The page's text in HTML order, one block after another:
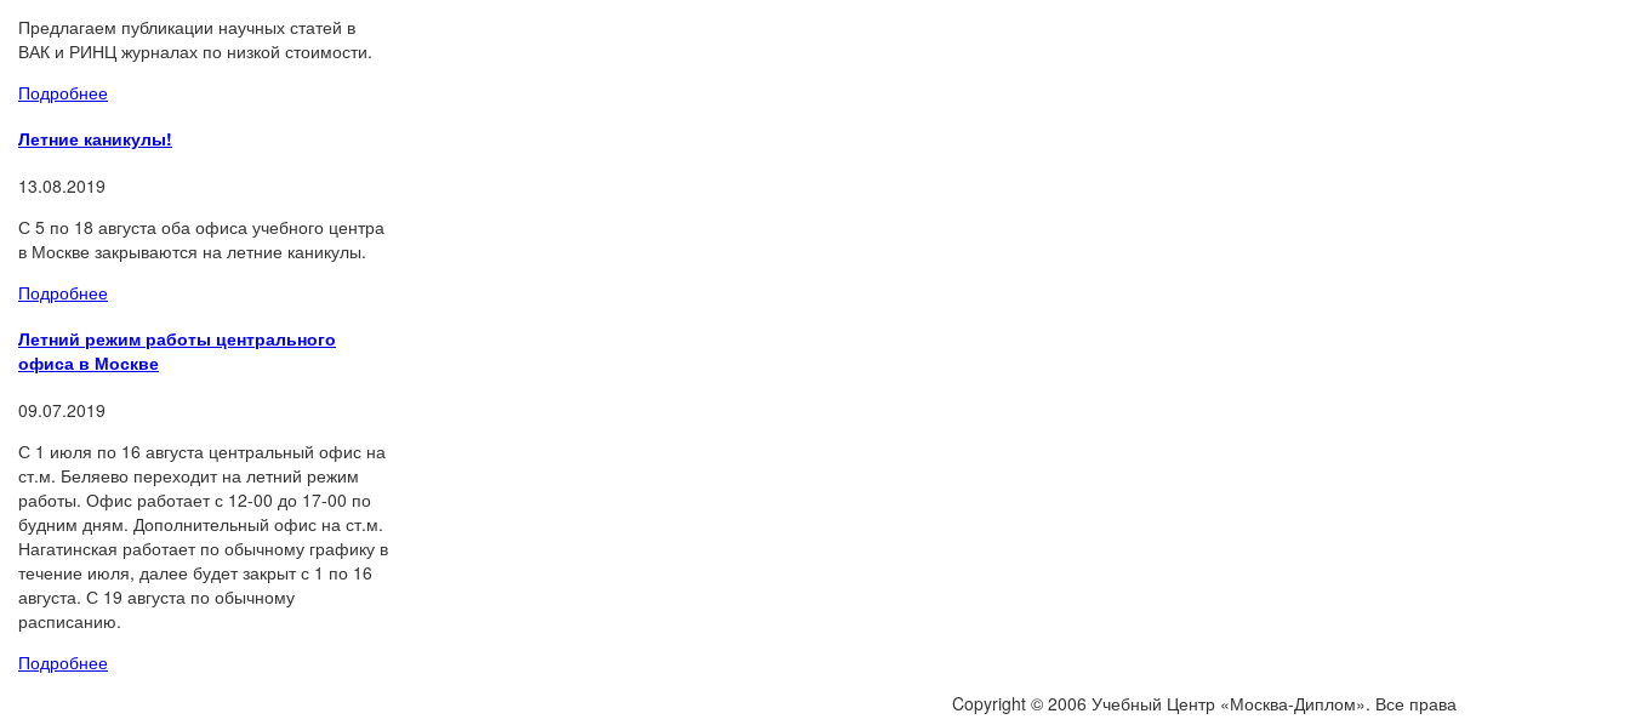
Предлагаем публикации научных статей в
ВАК и РИНЦ журналах по низкой стоимости.
Подробнее
Летние каникулы!
13.08.2019
С 5 по 18 августа оба офиса учебного центра
в Москве закрываются на летние каникулы.
Подробнее
Летний режим работы центрального
офиса в Москве
09.07.2019
С 1 июля по 16 августа центральный офис на
ст.м. Беляево переходит на летний режим
работы. Офис работает с 12-00 до 17-00 по
будним дням. Дополнительный офис на ст.м.
Нагатинская работает по обычному графику в
течение июля, далее будет закрыт с 1 по 16
августа. С 19 августа по обычному
расписанию.
Подробнее
Copyright © 2006 Учебный Центр «Москва-Диплом». Все права